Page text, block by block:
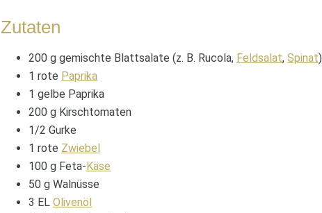
Zutaten
200 g gemischte Blattsalate (z. B. Rucola, Feldsalat, Spinat)
1 rote Paprika
1 gelbe Paprika
200 g Kirschtomaten
1/2 Gurke
1 rote Zwiebel
100 g Feta- Käse
50 g Walnüsse
3 EL Olivenöl